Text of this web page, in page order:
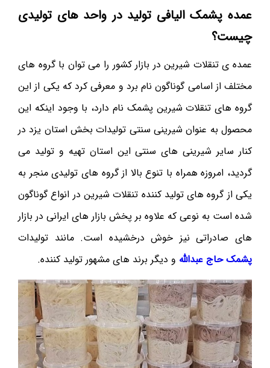
عمده پشمک الیافی تولید در واحد های تولیدی
چیست؟
عمده ی تنقلات شیرین در بازار کشور را می توان با گروه های
مختلف از اسامی گوناگون نام برد و معرفی کرد که یکی از این
گروه های تنقلات شیرین پشمک نام دارد، با وجود اینکه این
محصول به عنوان شیرینی سنتی تولیدات بخش استان یزد در
کنار سایر شیرینی های سنتی این استان تهیه و تولید می
گردید، امروزه همراه با تنوع بالا از گروه های تولیدی منجر به
یکی از گروه های تولید کننده تنقلات شیرین در انواع گوناگون
شده است به نوعی که علاوه بر پخش بازار های ایرانی در بازار
های صادراتی نیز خوش درخشیده است. مانند تولیدات
پشمک حاج عبدالله و دیگر برند های مشهور تولید کننده.